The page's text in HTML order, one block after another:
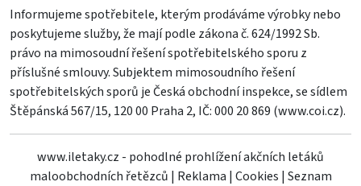
Informujeme spotřebitele, kterým prodáváme výrobky nebo
poskytujeme služby, že mají podle zákona č. 624/1992 Sb.
právo na mimosoudní řešení spotřebitelského sporu z
příslušné smlouvy. Subjektem mimosoudního řešení
spotřebitelských sporů je Česká obchodní inspekce, se sídlem
Štěpánská 567/15, 120 00 Praha 2, IČ: 000 20 869 (www.coi.cz).
www.iletaky.cz - pohodlné prohlížení akčních letáků
maloobchodních řetězců | Reklama | Cookies | Seznam